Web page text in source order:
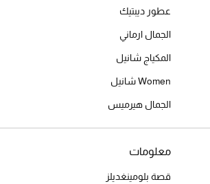
عطور ديبتيك
الجمال ارماني
المكياج شانيل
Women شانيل
الجمال هيرميس
معلومات
قصة بلومينغديلز